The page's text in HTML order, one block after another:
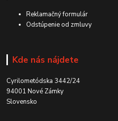
Reklamačný formulár
Odstúpenie od zmluvy
Kde nás nájdete
Cyrilometódska 3442/24
94001 Nové Zámky
Slovensko